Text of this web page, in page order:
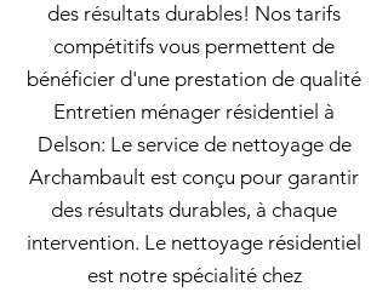
des résultats durables! Nos tarifs
compétitifs vous permettent de
bénéficier d'une prestation de qualité
Entretien ménager résidentiel à
Delson: Le service de nettoyage de
Archambault est conçu pour garantir
des résultats durables, à chaque
intervention. Le nettoyage résidentiel
est notre spécialité chez